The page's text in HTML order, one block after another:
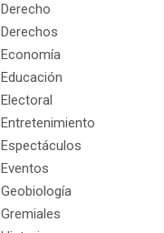
Derecho
Derechos
Economía
Educación
Electoral
Entretenimiento
Espectáculos
Eventos
Geobiología
Gremiales